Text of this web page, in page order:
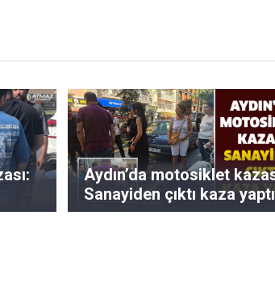
Aydın’da motosiklet kazası:
Sanayiden çıktı kaza yaptı